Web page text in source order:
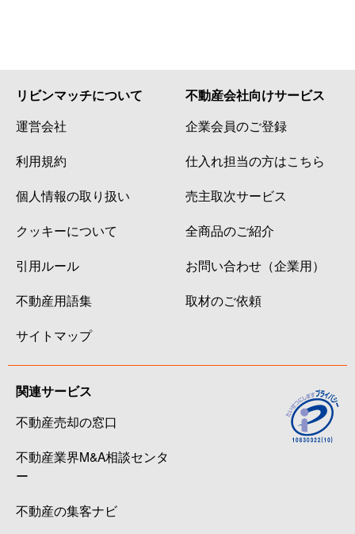
リビンマッチについて
運営会社
利用規約
個人情報の取り扱い
クッキーについて
引用ルール
不動産用語集
サイトマップ
不動産会社向けサービス
企業会員のご登録
仕入れ担当の方はこちら
売主取次サービス
全商品のご紹介
お問い合わせ（企業用）
取材のご依頼
関連サービス
不動産売却の窓口
不動産業界M&A相談センタ
ー
不動産の集客ナビ